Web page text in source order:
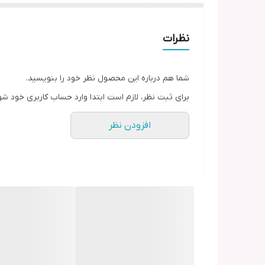
کاسه سالاد 1 عدد
کاسه آبگوشت خوری =6
قابلیت استفاده در ماشین ظرف شویی و ماکروفر دارد
سبک کلاسیک
جنس بن چاینا
برند ایزابل ( چینی
نظرات
شما هم درباره این محصول نظر خود را بنویسید.
برای ثبت نظر، لازم است ابتدا وارد حساب کاربری خود
افزودن نظر